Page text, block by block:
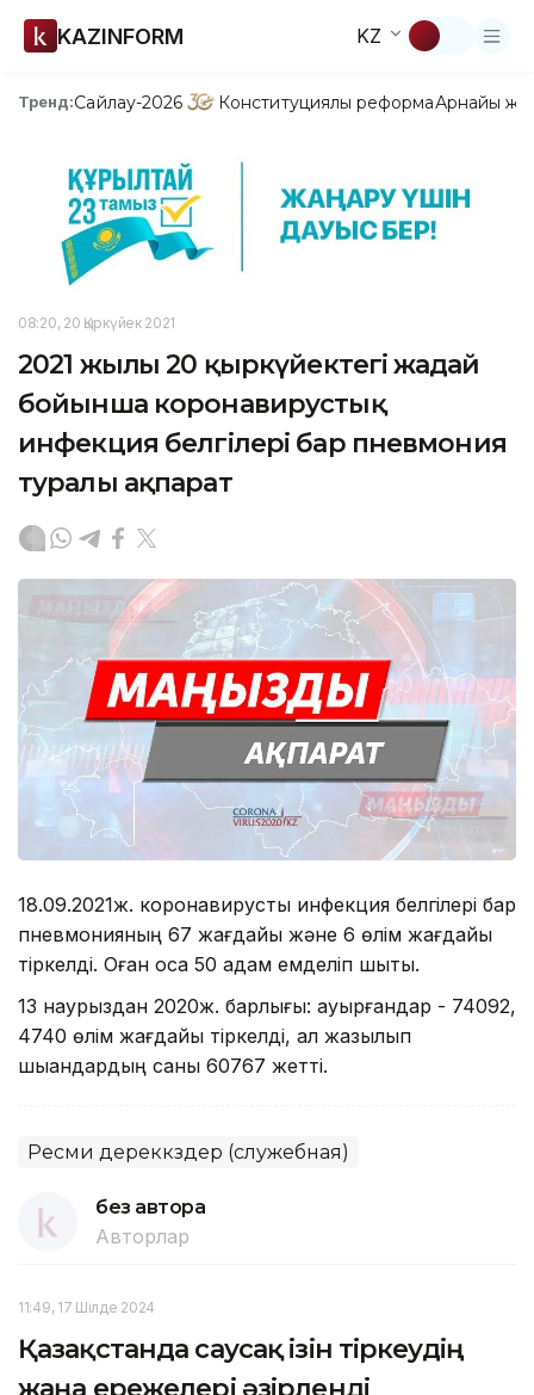
KAZINFORM KZ
Тренд:Сайлау-2026 Конституциялық реформаАрнайы
08:20, 20 Қыркүйек 2021
2021 жылғы 20 қыркүйектегі жағдай
бойынша коронавирустық
инфекция белгілері бар пневмония
туралы ақпарат
18.09.2021ж. коронавирустық инфекция белгілері бар
пневмонияның 67 жағдайы және 6 өлім жағдайы
тіркелді. Оған қоса 50 адам емделіп шықты.
13 наурыздан 2020ж. барлығы: ауырғандар - 74092,
4740 өлім жағдайы тіркелді, ал жазылып
шыққандардың саны 60767 жетті.
Ресми дереккөздер (служебная)
без автора
Авторлар
11:49, 17 Шілде 2024
Қазақстанда саусақ ізін тіркеудің
жаңа ережелері әзірленді